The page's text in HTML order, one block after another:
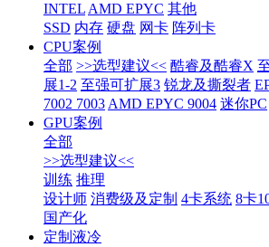
INTEL AMD EPYC 其他
SSD 内存 硬盘 网卡 阵列卡
CPU案例
全部 >>选型建议<< 酷睿及酷睿X
展1-2 至强可扩展3 锐龙及撕裂者
7002 7003 AMD EPYC 9004 迷你PC
GPU案例
全部
>>选型建议<<
训练 推理
设计师 消费级及定制 4卡系统 8卡
国产化
定制液冷